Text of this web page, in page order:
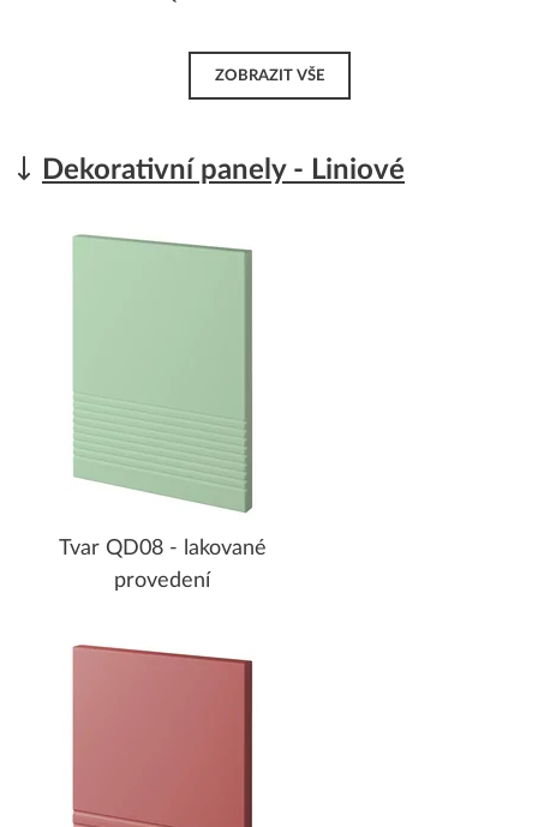
ZOBRAZIT VŠE
Dekorativní panely - Liniové
Tvar QD08 - lakované
provedení